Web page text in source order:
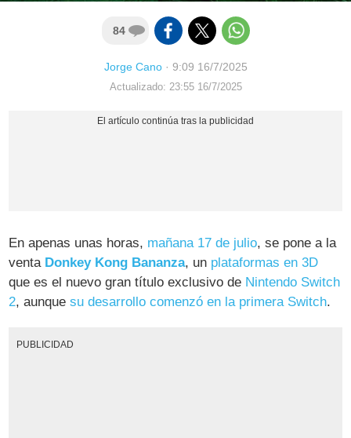
84
Jorge Cano· 9:09 16/7/2025
Actualizado: 23:55 16/7/2025
En apenas unas horas, mañana 17 de julio, se pone a la
venta Donkey Kong Bananza, un plataformas en 3D
que es el nuevo gran título exclusivo de Nintendo Switch
2, aunquesu desarrollo comenzó en la primera Switch.
PUBLICIDAD